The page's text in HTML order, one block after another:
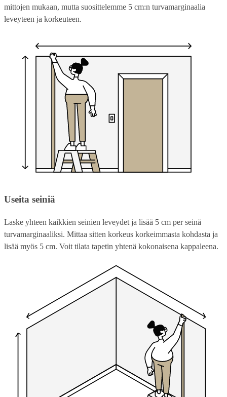
mittojen mukaan, mutta suosittelemme 5 cm:n turvamarginaalia
leveyteen ja korkeuteen.
Useita seiniä
Laske yhteen kaikkien seinien leveydet ja lisää 5 cm per seinä
turvamarginaaliksi. Mittaa sitten korkeus korkeimmasta kohdasta ja
lisää myös 5 cm. Voit tilata tapetin yhtenä kokonaisena kappaleena.